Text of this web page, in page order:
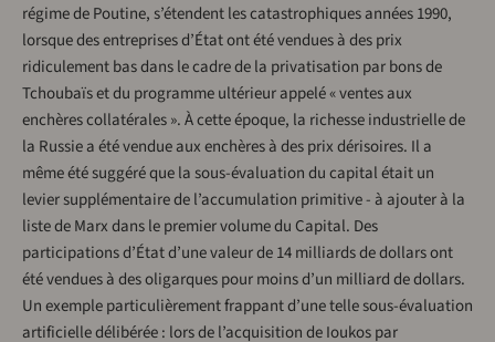
régime de Poutine, s’étendent les catastrophiques années 1990,
lorsque des entreprises d’État ont été vendues à des prix
ridiculement bas dans le cadre de la privatisation par bons de
Tchoubaïs et du programme ultérieur appelé « ventes aux
enchères collatérales ». À cette époque, la richesse industrielle de
la Russie a été vendue aux enchères à des prix dérisoires. Il a
même été suggéré que la sous-évaluation du capital était un
levier supplémentaire de l’accumulation primitive - à ajouter à la
liste de Marx dans le premier volume du Capital. Des
participations d’État d’une valeur de 14 milliards de dollars ont
été vendues à des oligarques pour moins d’un milliard de dollars.
Un exemple particulièrement frappant d’une telle sous-évaluation
artificielle délibérée : lors de l’acquisition de Ioukos par